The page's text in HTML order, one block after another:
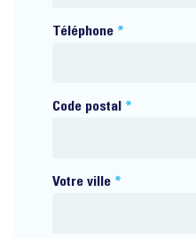
Téléphone *
Code postal *
Votre ville *